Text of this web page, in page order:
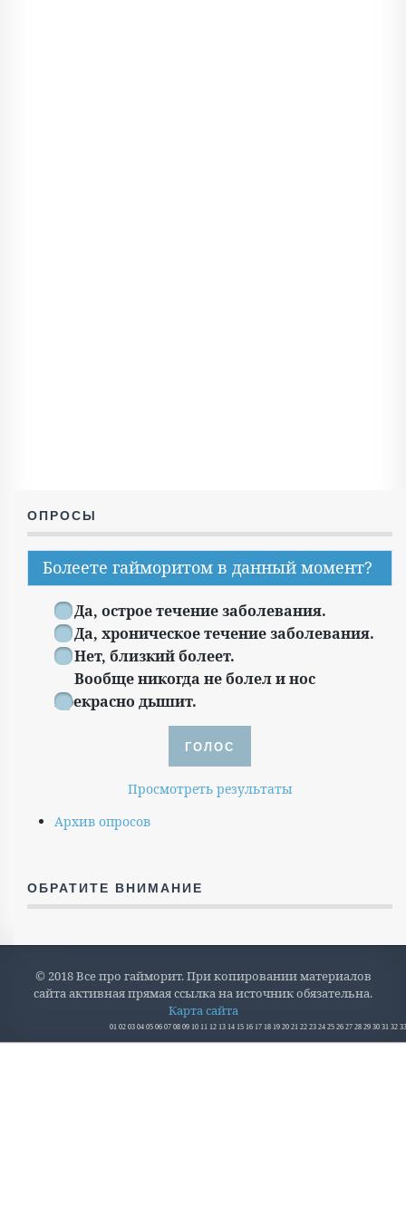
ОПРОСЫ
Болеете гайморитом в данный момент?
Да, острое течение заболевания.
Да, хроническое течение заболевания.
Нет, близкий болеет.
Вообще никогда не болел и нос
прекрасно дышит.
Просмотреть результаты
Архив опросов
ОБРАТИТЕ ВНИМАНИЕ
© 2018 Все про гайморит. При копировании материалов
сайта активная прямая ссылка на источник обязательна.
Карта сайта
01 02 03 04 05 06 07 08 09 10 11 12 13 14 15 16 17 18 19 20 21 22 23 24 25 26 27 28 29 30 31 32 33